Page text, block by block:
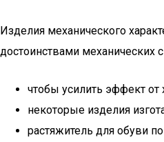
Изделия механического
достоинствами механических
чтобы усилить эффект
некоторые изделия
растяжитель для обуви